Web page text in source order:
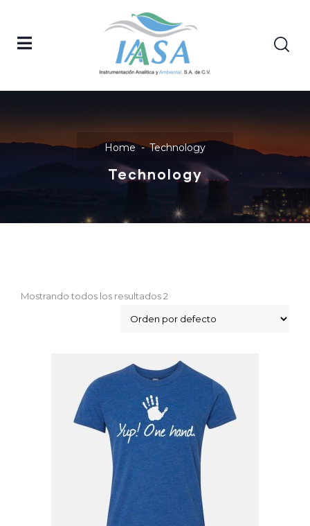
Home Technology
Technology
Mostrando todos los resultados 2